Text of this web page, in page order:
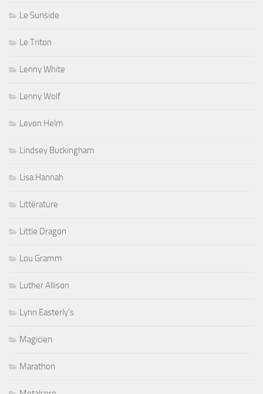
Le Sunside
Le Triton
Lenny White
Lenny Wolf
Levon Helm
Lindsey Buckingham
Lisa Hannah
Littérature
Little Dragon
Lou Gramm
Luther Allison
Lynn Easterly's
Magicien
Marathon